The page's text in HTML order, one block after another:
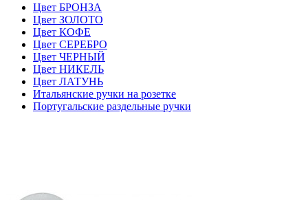
Цвет БРОНЗА
Цвет ЗОЛОТО
Цвет КОФЕ
Цвет СЕРЕБРО
Цвет ЧЕРНЫЙ
Цвет НИКЕЛЬ
Цвет ЛАТУНЬ
Итальянские ручки на розетке
Португальские раздельные ручки